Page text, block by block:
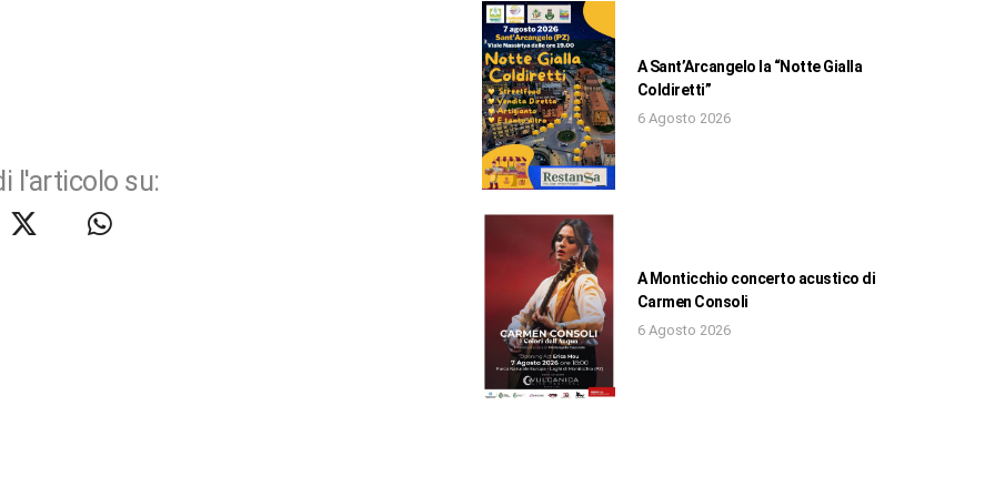
l'articolo su:
A Sant’Arcangelo la “Notte Gialla
Coldiretti”
6 Agosto 2026
A Monticchio concerto acustico di
Carmen Consoli
6 Agosto 2026